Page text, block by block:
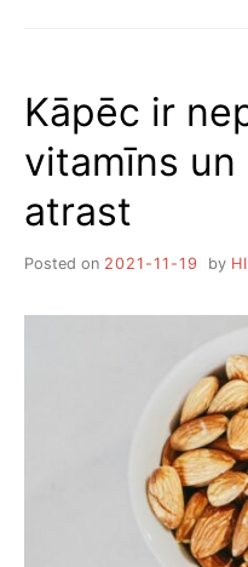
Kāpēc ir
vitamīns
atrast
Posted on 2021-11-19 by